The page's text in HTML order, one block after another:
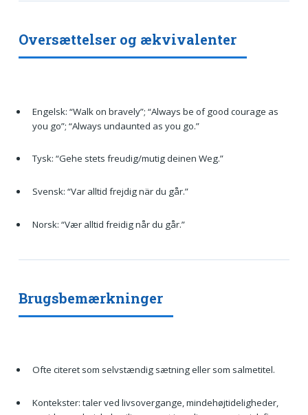
Oversættelser og ækvivalenter
Engelsk: “Walk on bravely”; “Always be of good courage as
you go”; “Always undaunted as you go.”
Tysk: “Gehe stets freudig/mutig deinen Weg.”
Svensk: “Var alltid frejdig när du går.”
Norsk: “Vær alltid freidig når du går.”
Brugsbemærkninger
Ofte citeret som selvstændig sætning eller som salmetitel.
Kontekster: taler ved livsovergange, mindehøjtideligheder,